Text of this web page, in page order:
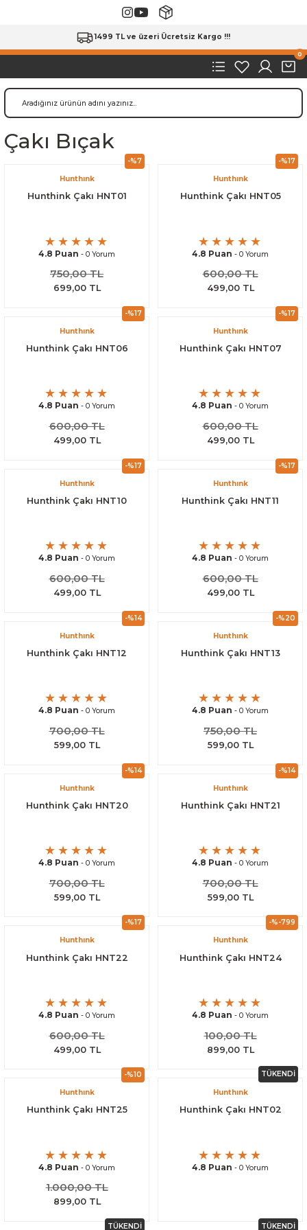
1499 TL ve üzeri Ücretsiz Kargo !!!
0
Çakı Bıçak
-%7
Hunthınk
Hunthink Çakı HNT01
4.8 Puan - 0 Yorum
750,00 TL
699,00 TL
-%17
Hunthınk
Hunthink Çakı HNT05
4.8 Puan - 0 Yorum
600,00 TL
499,00 TL
-%17
Hunthınk
Hunthink Çakı HNT06
4.8 Puan - 0 Yorum
600,00 TL
499,00 TL
-%17
Hunthınk
Hunthink Çakı HNT07
4.8 Puan - 0 Yorum
600,00 TL
499,00 TL
-%17
Hunthınk
Hunthink Çakı HNT10
4.8 Puan - 0 Yorum
600,00 TL
499,00 TL
-%17
Hunthınk
Hunthink Çakı HNT11
4.8 Puan - 0 Yorum
600,00 TL
499,00 TL
-%14
Hunthınk
Hunthink Çakı HNT12
4.8 Puan - 0 Yorum
700,00 TL
599,00 TL
-%20
Hunthınk
Hunthink Çakı HNT13
4.8 Puan - 0 Yorum
750,00 TL
599,00 TL
-%14
Hunthınk
Hunthink Çakı HNT20
4.8 Puan - 0 Yorum
700,00 TL
599,00 TL
-%14
Hunthınk
Hunthink Çakı HNT21
4.8 Puan - 0 Yorum
700,00 TL
599,00 TL
-%17
Hunthınk
Hunthink Çakı HNT22
4.8 Puan - 0 Yorum
600,00 TL
499,00 TL
-%-799
Hunthınk
Hunthink Çakı HNT24
4.8 Puan - 0 Yorum
100,00 TL
899,00 TL
-%10
Hunthınk
Hunthink Çakı HNT25
4.8 Puan - 0 Yorum
1.000,00 TL
899,00 TL
TÜKENDİ
Hunthınk
Hunthink Çakı HNT02
4.8 Puan - 0 Yorum
TÜKENDİ TÜKENDİ